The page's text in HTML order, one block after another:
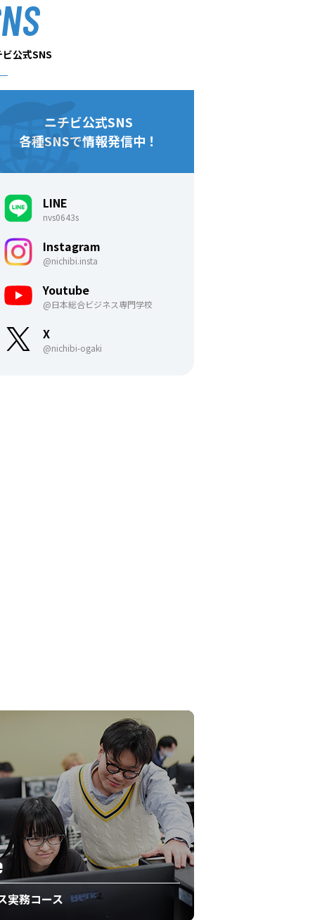
公式SNS
ニチビ公式SNS
各種SNSで情報発信中！
LINE
nvs0643s
Instagram
@nichibi.insta
Youtube
@日本総合ビジネス専門学校
X
@nichibi-ogaki
実務コース